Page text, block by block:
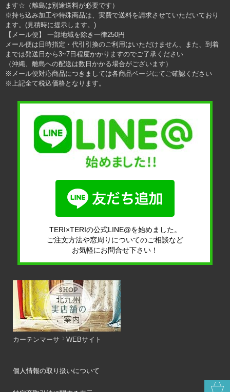
ます☆（離島は別途送料が必要です）
※持ち込み加工や特殊商品は、実費で送料を請求させていただいており
ます。(見積時に提示します。)
【メール便】 一部地域を除き一律250円
メール便は日時指定・代引引換のご利用はいただけません、また、到着
までは発送日から3~7日程度かかりますのでご了承ください
（沖縄、離島への配送は数日かかる場合がございます）
※メール便対応商品につきましては各商品ページにてご確認ください
※上記全て税込価格となります。
TERI×TERIの公式LINE@を始めました。
ご注文方法や窓周りについてのご相談など
お気軽にお問合せ下さい！
カーテンマーサ WEBサイト
個人情報の取り扱いについて